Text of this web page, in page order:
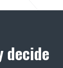
decide